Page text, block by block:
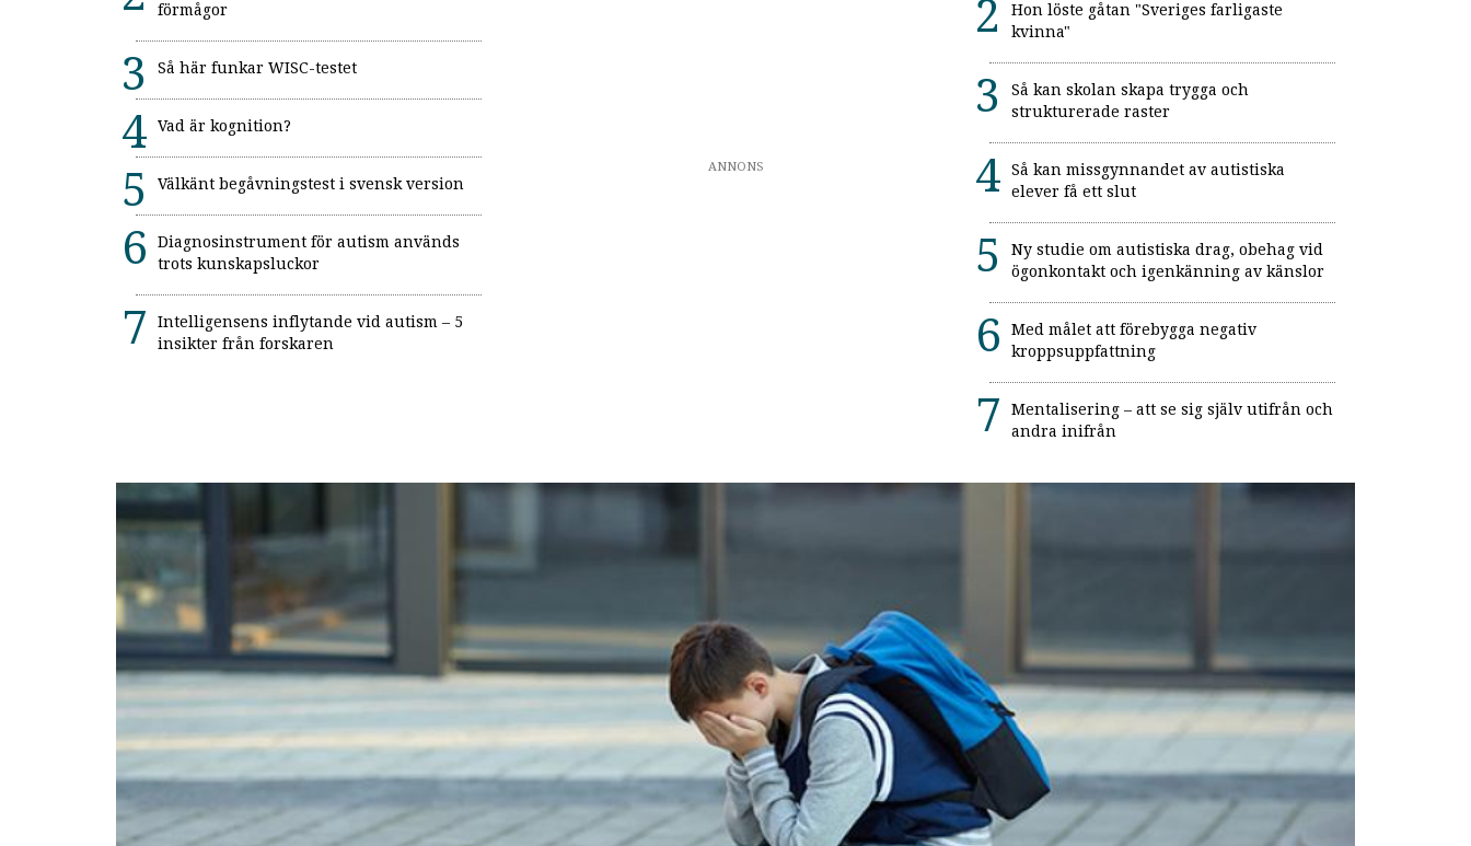
förmågor
Så här funkar WISC-testet
Vad är kognition?
Välkänt begåvningstest i svensk version
Diagnosinstrument för autism används
trots kunskapsluckor
Intelligensens inflytande vid autism – 5
insikter från forskaren
ANNONS
Hon löste gåtan "Sveriges farligaste
kvinna"
Så kan skolan skapa trygga och
strukturerade raster
Så kan missgynnandet av autistiska
elever få ett slut
Ny studie om autistiska drag, obehag vid
ögonkontakt och igenkänning av känslor
Med målet att förebygga negativ
kroppsuppfattning
Mentalisering – att se sig själv utifrån och
andra inifrån